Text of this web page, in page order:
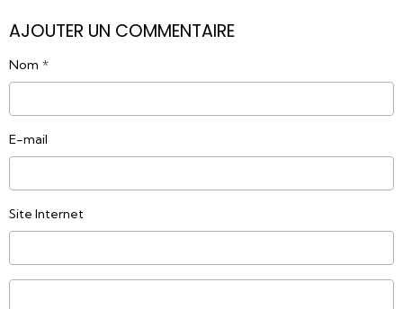
AJOUTER UN COMMENTAIRE
Nom
E-mail
Site Internet